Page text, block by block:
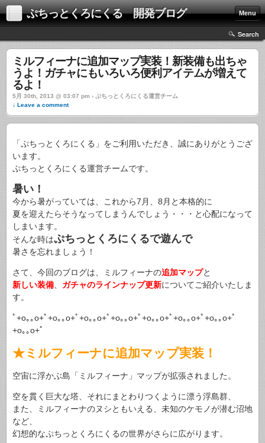
ぷちっとくろにくる 開発ブログ Menu
Search
ミルフィーナに追加マップ実装！新装備も出ちゃ
うよ！ガチャにもいろいろ便利アイテムが増えて
るよ！
5月 30th, 2013 @ 03:07 pm › ぷちっとくろにくる運営チーム
↓ Leave a comment
「ぷちっとくろにくる」をご利用いただき、誠にありがとうござ
います。
ぷちっとくろにくる運営チームです。
暑い！
今から暑がっていては、これから7月、8月と本格的に
夏を迎えたらそうなってしまうんでしょう・・・と心配になって
しまいます。
そんな時はぷちっとくろにくるで遊んで
暑さを忘れましょう！
さて、今回のブログは、ミルフィーナの追加マップと
新しい装備
ガチャのラインナップ更新についてご紹介いたしま
す。
ﾟ+o｡｡o+ﾟ+o｡｡o+ﾟ+o｡｡o+ﾟ+o｡｡o+ﾟ+o｡｡o+ﾟ+o｡｡o+ﾟ+o｡｡o+ﾟ
+o｡｡o+ﾟ
★ミルフィーナに追加マップ実装！
空宙に浮かぶ島「ミルフィーナ」マップが拡張されました。
空を貫く巨大な塔、それにまとわりつくように漂う浮島群、
また、ミルフィーナのヌシともいえる、未知のケモノが潜む沼地
など、
幻想的なぷちっとくろにくるの世界がさらに広がります。